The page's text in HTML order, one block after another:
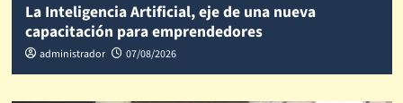
La Inteligencia Artificial, eje de una nueva
capacitación para emprendedores
administrador 07/08/2026